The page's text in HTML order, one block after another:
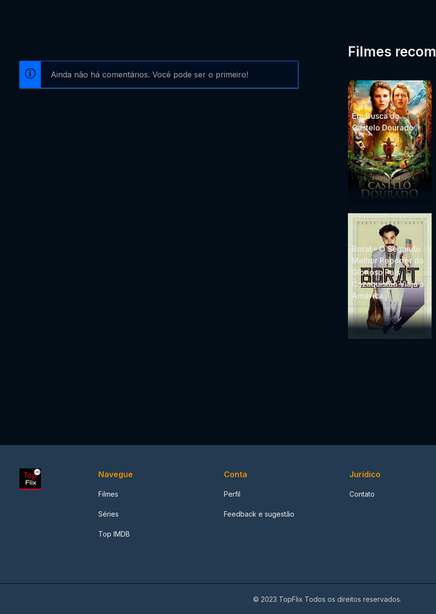
Ainda não há comentários. Você pode ser o primeiro!
Filmes
Em Busca do
Castelo Dourado
Borat - O Segundo
Melhor Repórter do
Glorioso País
Cazaquistão Viaja à
América
Navegue
Filmes
Séries
Top IMDB
Conta
Perfil
Feedback e sugestão
Jurídico
Contato
© 2023 TopFlix Todos os direitos reservados.